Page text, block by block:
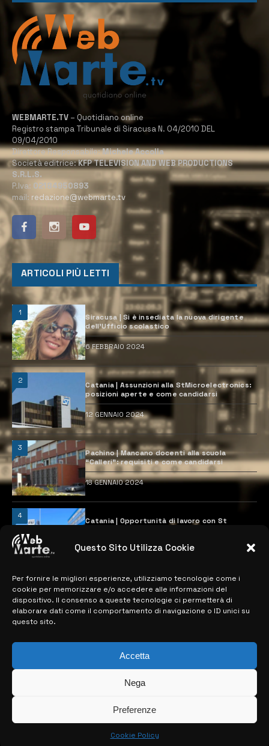
Questo Sito Utilizza Cookie
Per fornire le migliori esperienze, utilizziamo tecnologie come i
cookie per memorizzare e/o accedere alle informazioni del
dispositivo. Il consenso a queste tecnologie ci permetterà di
elaborare dati come il comportamento di navigazione o ID unici su
questo sito.
Accetta
Nega
Preferenze
Cookie Policy
WEBMARTE.TV – Quotidiano online
Registro stampa Tribunale di Siracusa N. 04/2010 DEL
09/04/2010
Direttore Responsabile:Michele Accolla
Società editrice:KFP TELEVISION AND WEB PRODUCTIONS
S.R.L.S.
P.Iva: 02184950893
mail: redazione@webmarte.tv
ARTICOLI PIÙ LETTI
1
Siracusa | Si è insediata la nuova dirigente
dell’Ufficio scolastico
6 FEBBRAIO 2024
2
Catania | Assunzioni alla StMicroelectronics:
posizioni aperte e come candidarsi
12 GENNAIO 2024
3
Pachino | Mancano docenti alla scuola
“Calleri”: requisiti e come candidarsi
18 GENNAIO 2024
4
Catania | Opportunità di lavoro con St
28 MARZO 2024
MAPPA DEL SITO
> NOTIZIE
> CONTATTI